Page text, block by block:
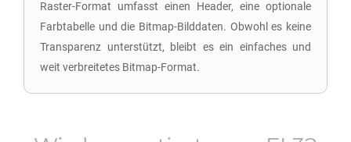
Raster-Format umfasst einen Header, eine optionale
Farbtabelle und die Bitmap-Bilddaten. Obwohl es keine
Transparenz unterstützt, bleibt es ein einfaches und
weit verbreitetes Bitmap-Format.